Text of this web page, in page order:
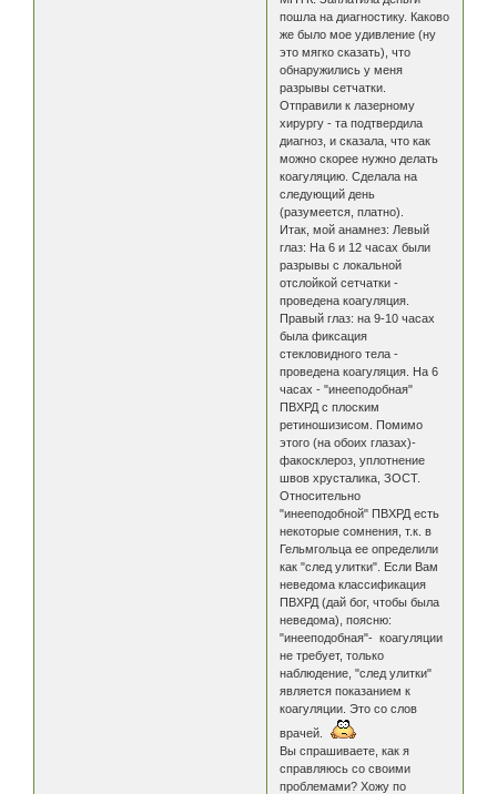
пошла на диагностику. Каково
же было мое удивление (ну
это мягко сказать), что
обнаружились у меня
разрывы сетчатки.
Отправили к лазерному
хирургу - та подтвердила
диагноз, и сказала, что как
можно скорее нужно делать
коагуляцию. Сделала на
следующий день
(разумеется, платно).
Итак, мой анамнез: Левый
глаз: На 6 и 12 часах были
разрывы с локальной
отслойкой сетчатки -
проведена коагуляция.
Правый глаз: на 9-10 часах
была фиксация
стекловидного тела -
проведена коагуляция. На 6
часах - "инееподобная"
ПВХРД с плоским
ретиношизисом. Помимо
этого (на обоих глазах)-
факосклероз, уплотнение
швов хрусталика, ЗОСТ.
Относительно
"инееподобной" ПВХРД есть
некоторые сомнения, т.к. в
Гельмгольца ее определили
как "след улитки". Если Вам
неведома классификация
ПВХРД (дай бог, чтобы была
неведома), поясню:
"инееподобная"- коагуляции
не требует, только
наблюдение, "след улитки"
является показанием к
коагуляции. Это со слов
врачей.
Вы спрашиваете, как я
справляюсь со своими
проблемами? Хожу по